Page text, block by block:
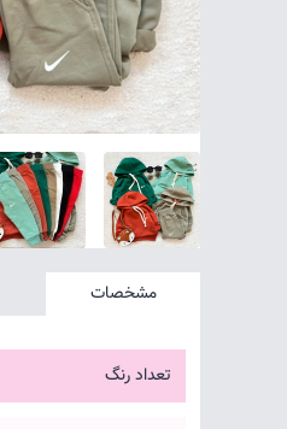
مشخصات
تعداد رنگ